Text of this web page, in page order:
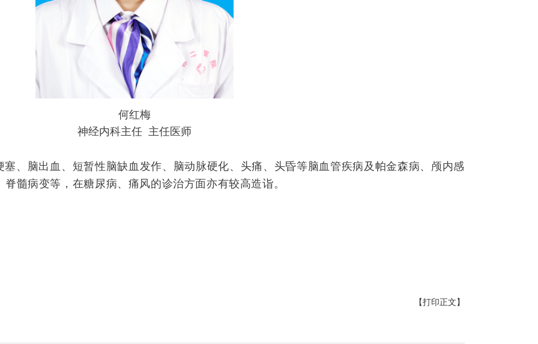
何红梅
神经内科主任 主任医师
、脑出血、短暂性脑缺血发作、脑动脉硬化、头痛、头昏等脑血管疾病及帕金森病、颅内感
髓病变等，在糖尿病、痛风的诊治方面亦有较高造诣。
【打印正文】